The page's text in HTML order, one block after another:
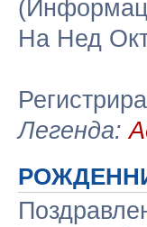
На Нед
Легенда: